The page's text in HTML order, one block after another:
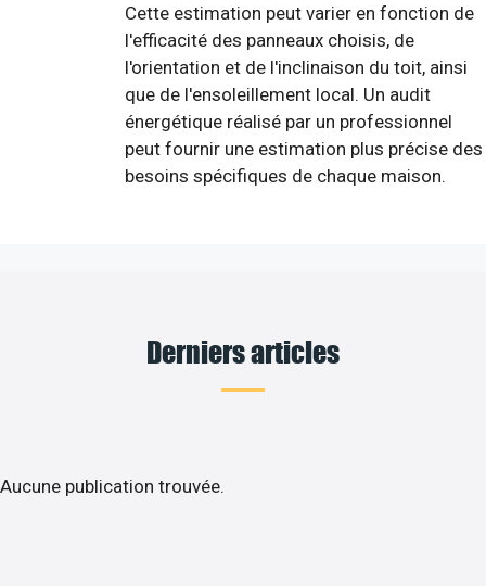
Cette estimation peut varier en fonction de
l'efficacité des panneaux choisis, de
l'orientation et de l'inclinaison du toit, ainsi
que de l'ensoleillement local. Un audit
énergétique réalisé par un professionnel
peut fournir une estimation plus précise des
besoins spécifiques de chaque maison.
Derniers articles
Aucune publication trouvée.